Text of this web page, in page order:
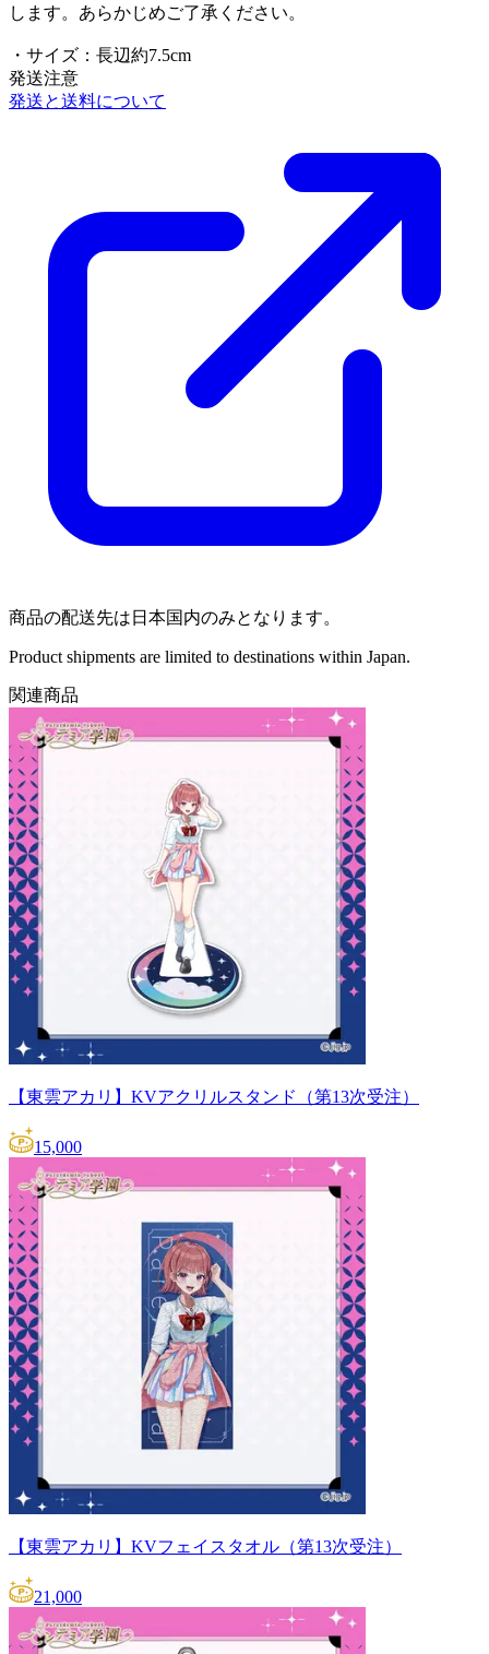
します。あらかじめご了承ください。
・サイズ：長辺約7.5cm
発送注意
発送と送料について
商品の配送先は日本国内のみとなります。
Product shipments are limited to destinations within Japan.
関連商品
【東雲アカリ】KVアクリルスタンド（第13次受注）
15,000
【東雲アカリ】KVフェイスタオル（第13次受注）
21,000